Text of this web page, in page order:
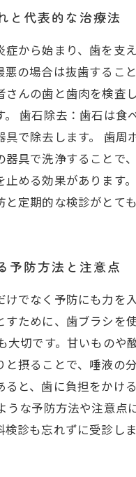
と代表的な治療法
症から始まり、歯を支
の場合は抜歯するこ
さんの歯と歯肉を検査
。 歯石除去：歯石は
具で除去します。 歯
器具で洗浄することで
止める効果があります
定期的な検診がとても
予防方法と注意点
けでなく予防にも力を
すために、歯ブラシを
大切です。甘いもの
摂ることで、唾液の
ると、歯に負担をかけ
うな予防方法や注意点
診も忘れずに受診しま